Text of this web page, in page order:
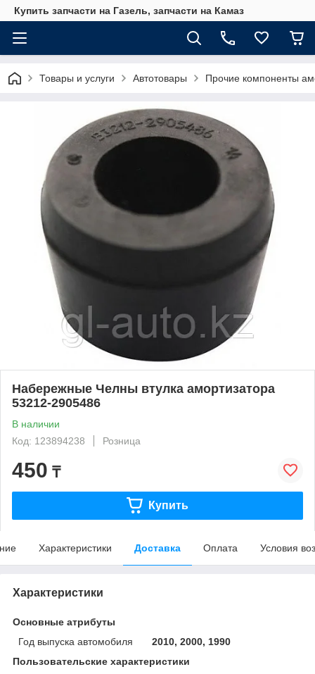
Купить запчасти на Газель, запчасти на Камаз
Товары и услуги Автотовары Прочие компоненты
Набережные Челны втулка амортизатора
53212-2905486
В наличии
Код: 123894238
Розница
450 ₸
Купить
Характеристики Доставка Оплата Условия
Характеристики
Основные атрибуты
Год выпуска автомобиля
2010, 2000, 1990
Пользовательские характеристики